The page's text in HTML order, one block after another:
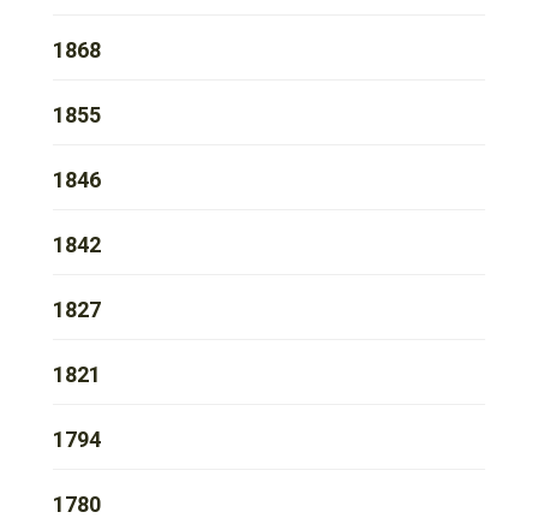
1868
1855
1846
1842
1827
1821
1794
1780